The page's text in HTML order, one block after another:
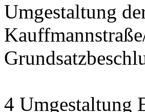
Umgestaltung
4 Umgestaltung